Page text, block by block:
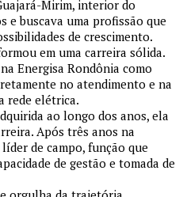
Mirim, interior do
e buscava uma profissão que
de crescimento.
em uma carreira sólida.
Energisa Rondônia como
no atendimento e na
rede elétrica.
ao longo dos anos, ela
Após três anos na
de campo, função que
de gestão e tomada de